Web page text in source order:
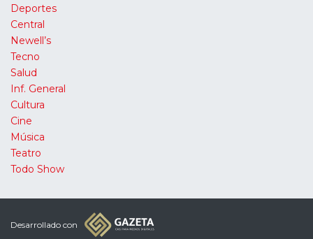
Deportes
Central
Newell’s
Tecno
Salud
Inf. General
Cultura
Cine
Música
Teatro
Todo Show
Desarrollado con